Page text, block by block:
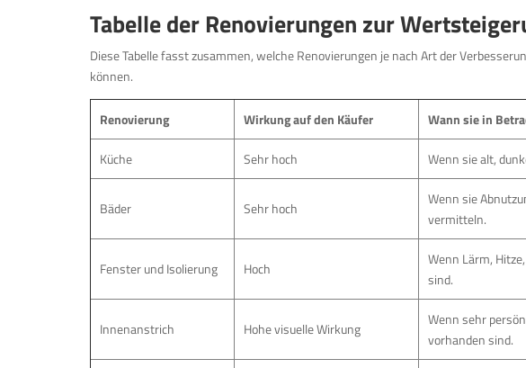
Tabelle der Renovierungen zur
Diese Tabelle fasst zusammen, welche Renovierungen je nach Art der
können.
Renovierung Wirkung auf den Käufer Wann sie in
Küche Sehr hoch Wenn sie alt,
Bäder Sehr hoch
Wenn sie
vermitteln.
Fenster und Isolierung Hoch
Wenn Lärm,
sind.
Innenanstrich Hohe visuelle Wirkung
Wenn sehr
vorhanden sind.